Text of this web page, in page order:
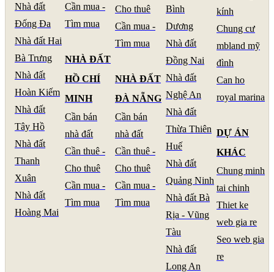
Nhà đất
Đống Đa
Nhà đất Hai
Bà Trưng
Nhà đất
Hoàn Kiếm
Nhà đất
Tây Hồ
Nhà đất
Thanh
Xuân
Nhà đất
Hoàng Mai
Cần mua -
Tìm mua
NHÀ ĐẤT
HỒ CHÍ
MINH
Cần bán
nhà đất
Cần thuê -
Cho thuê
Cần mua -
Tìm mua
Cho thuê
Cần mua -
Tìm mua
NHÀ ĐẤT
ĐÀ NẴNG
Cần bán
nhà đất
Cần thuê -
Cho thuê
Cần mua -
Tìm mua
Bình
Dương
Nhà đất
Đồng Nai
Nhà đất
Nghệ An
Nhà đất
Thừa Thiên
Huế
Nhà đất
Quảng Ninh
Nhà đất Bà
Rịa - Vũng
Tàu
Nhà đất
Long An
kính
Chung cư
mbland mỹ
đình
Can ho
royal marina
DỰ ÁN
KHÁC
Chung minh
tai chinh
Thiet ke
web gia re
Seo web gia
re